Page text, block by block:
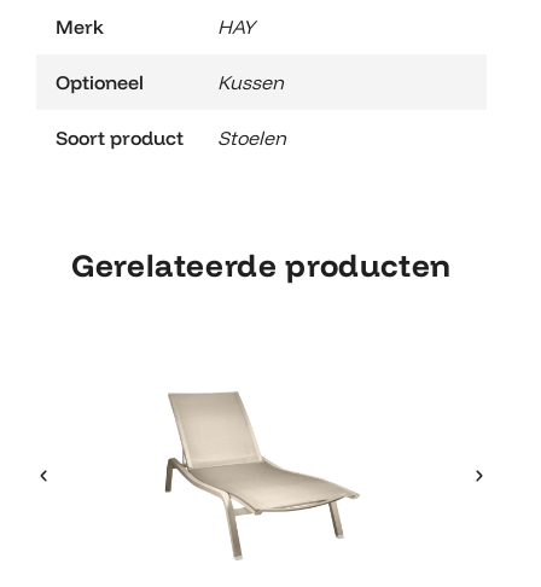
Merk HAY
Optioneel Kussen
Soort product Stoelen
Gerelateerde producten